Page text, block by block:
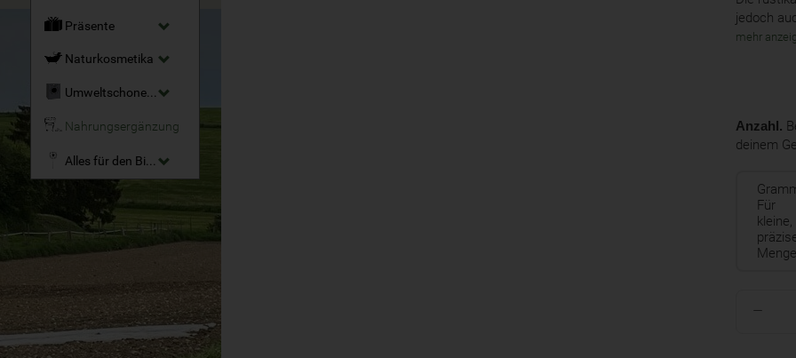
Präsente
Naturkosmetika
Umweltschonende Reinigungsmittel
Nahrungsergänzung
Alles für den Bio-Garten
jedoch
mehr
Anzahl.
deinem
Für
kleine,